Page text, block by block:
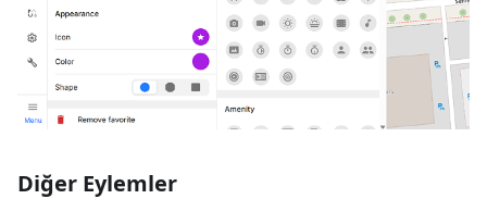
Diğer Eylemler